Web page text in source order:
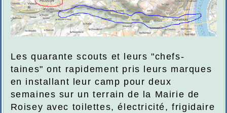
Les quarante scouts et leurs "chefs-
taines" ont rapidement pris leurs marques
en installant leur camp pour deux
semaines sur un terrain de la Mairie de
Roisey avec toilettes, électricité, frigidaire